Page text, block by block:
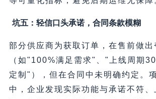
坑五：轻信口头承诺，合同条款模糊
部分供应商为获取订单，在售前做出
（如"100%满足需求"、"上线周期
定制"），但在合同中未明确约定。
中，企业发现实际功能与承诺不符、